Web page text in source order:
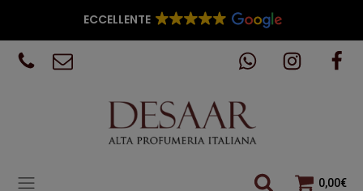
ECCELLENTE
0,00€